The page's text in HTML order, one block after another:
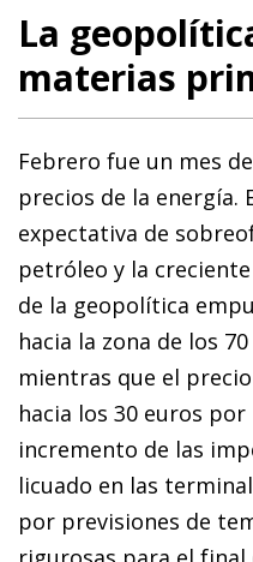
La
materias
Febrero fue un mes
precios de la energía.
expectativa de
petróleo y la
de la geopolítica
hacia la zona de los
mientras que el
hacia los 30 euros
incremento de las
licuado en las
por previsiones de